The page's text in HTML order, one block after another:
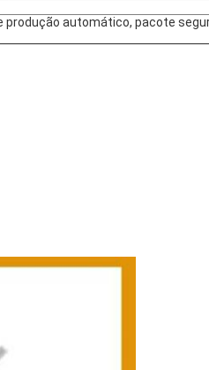
produção automático, pacote